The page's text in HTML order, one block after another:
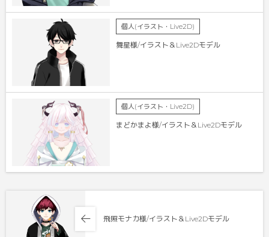
個人(イラスト・Live2D)
舞星様/イラスト＆Live2Dモデル
個人(イラスト・Live2D)
まどかまよ様/イラスト＆Live2Dモデル
飛照モナカ様/イラスト＆Live2Dモデル